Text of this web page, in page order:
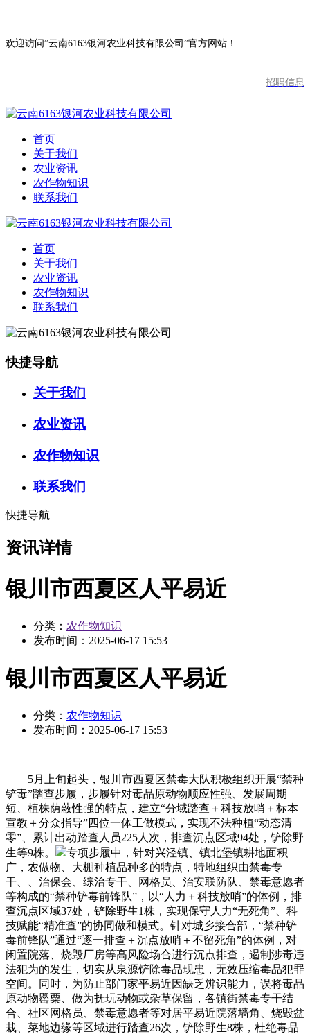
欢迎访问”云南6163银河农业科技有限公司”官方网站！
招聘信息
首页
关于我们
农业资讯
农作物知识
联系我们
首页
关于我们
农业资讯
农作物知识
联系我们
快捷导航
关于我们
农业资讯
农作物知识
联系我们
快捷导航
资讯详情
银川市西夏区人平易近
分类： 农作物知识
发布时间： 2025-06-17 15:53
银川市西夏区人平易近
分类： 农作物知识
发布时间： 2025-06-17 15:53
5月上旬起头，银川市西夏区禁毒大队积极组织开展“禁种
铲毒”踏查步履，步履针对毒品原动物顺应性强、发展周期
短、植株荫蔽性强的特点，建立“分域踏查＋科技放哨＋标本
宣教＋分众指导”四位一体工做模式，实现不法种植“动态清
零”、累计出动踏查人员225人次，排查沉点区域94处，铲除野
生等9株。
专项步履中，针对兴泾镇、镇北堡镇耕地面积
广，农做物、大棚种植品种多的特点，特地组织由禁毒专
干、、治保会、综治专干、网格员、治安联防队、禁毒意愿者
等构成的“禁种铲毒前锋队”，以“人力＋科技放哨”的体例，排
查沉点区域37处，铲除野生1株，实现保守人力“无死角”、科
技赋能“精准查”的协同做和模式。针对城乡接合部，“禁种铲
毒前锋队”通过“逐一排查＋沉点放哨＋不留死角”的体例，对
闲置院落、烧毁厂房等高风险场合进行沉点排查，遏制涉毒违
法犯为的发生，切实从泉源铲除毒品现患，无效压缩毒品犯罪
空间。同时，为防止部门家平易近因缺乏辨识能力，误将毒品
原动物罂粟、做为抚玩动物或杂草保留，各镇街禁毒专干结
合、社区网格员、禁毒意愿者等对居平易近院落墙角、烧毁盆
栽、菜地边缘等区域进行踏查26次，铲除野生8株，杜绝毒品